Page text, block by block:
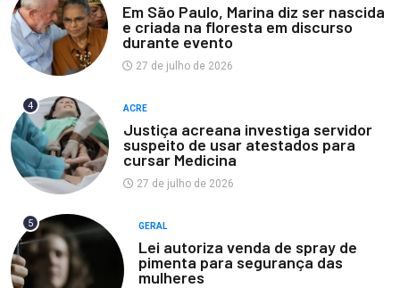
Em São Paulo, Marina diz ser nascida
e criada na floresta em discurso
durante evento
27 de julho de 2026
4 ACRE
Justiça acreana investiga servidor
suspeito de usar atestados para
cursar Medicina
27 de julho de 2026
5 GERAL
Lei autoriza venda de spray de
pimenta para segurança das
mulheres